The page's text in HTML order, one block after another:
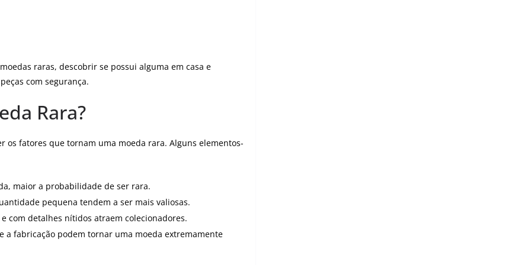
raras, descobrir se possui alguma em casa e
com segurança.
Rara?
os fatores que tornam uma moeda rara. Alguns elementos-
maior a probabilidade de ser rara.
pequena tendem a ser mais valiosas.
com detalhes nítidos atraem colecionadores.
a fabricação podem tornar uma moeda extremamente